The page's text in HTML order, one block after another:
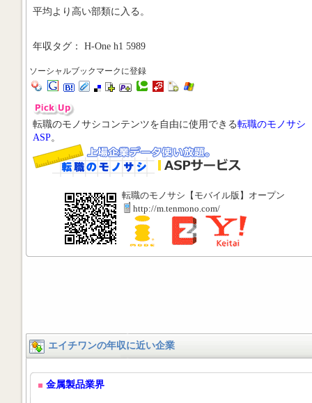
平均より高い部類に入る。
年収タグ： H-One h1 5989
ソーシャルブックマークに登録
転職のモノサシコンテンツを自由に使用できる転職のモノサシ
ASP。
転職のモノサシ【モバイル版】オープン
http://m.tenmono.com/
エイチワンの年収に近い企業
金属製品業界